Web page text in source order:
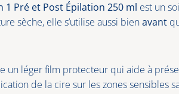
1 Pré et Post Épilation 250 ml est un
sèche, elle s’utilise aussi bienavant
un léger film protecteur qui aide à
de la cire sur les zones sensibles